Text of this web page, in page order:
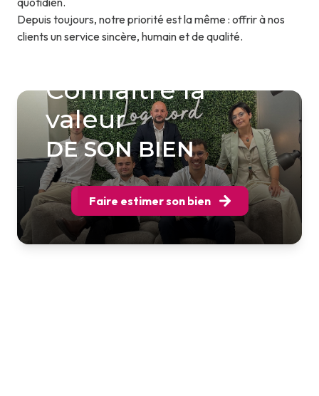
Connaitre la
valeur
DE SON BIEN
Faire estimer son bien
Depuis toujours, notre priorité est la même : offrir à nos
clients un service sincère, humain et de qualité.